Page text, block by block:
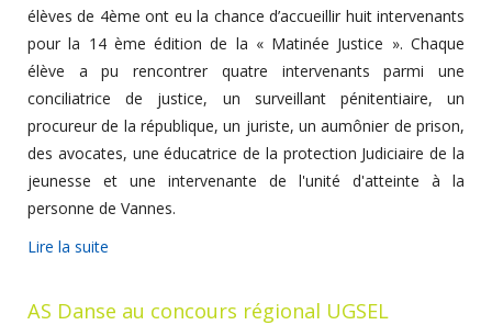
élèves de 4ème ont eu la chance d’accueillir huit intervenants
pour la 14 ème édition de la « Matinée Justice ». Chaque
élève a pu rencontrer quatre intervenants parmi une
conciliatrice de justice, un surveillant pénitentiaire, un
procureur de la république, un juriste, un aumônier de prison,
des avocates, une éducatrice de la protection Judiciaire de la
jeunesse et une intervenante de l'unité d'atteinte à la
personne de Vannes.
Lire la suite
AS Danse au concours régional UGSEL